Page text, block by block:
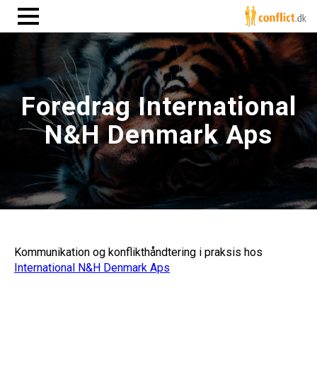
Foredrag International
N&H Denmark Aps
Kommunikation og konflikthåndtering i praksis hos
International N&H Denmark Aps